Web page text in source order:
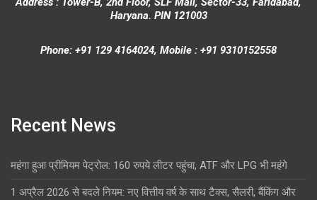
Haryana. PIN 121003
Phone: +91 129 4164024, Mobile : +91 9310152558
Recent News
महंगा हुआ प्रीमियम पेट्रोल: 160 रुपये लीटर पहुंचा, ATF और LPG भी महंगे
1 अप्रैल 2026 से बदले नियम: नए वित्तीय वर्ष के साथ टैक्स, सैलरी, बैंकिंग और